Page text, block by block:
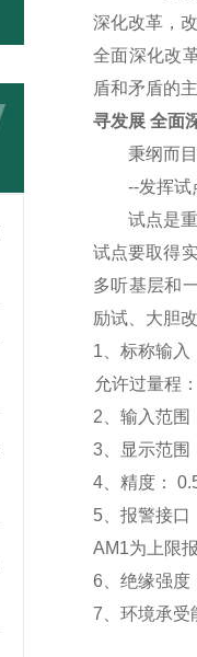
深化改革，
全面深化改
盾和矛盾的
寻发展 全面
秉纲而目自
--发挥试点
试点是重要
试点要取得
多听基层和
励试、大胆改
1 、标称输
允许过量程
2 、输入范
3
显示范围
4 、精度：
5 、报警接口
AM1为上限
6 、绝缘强
7 、环境承